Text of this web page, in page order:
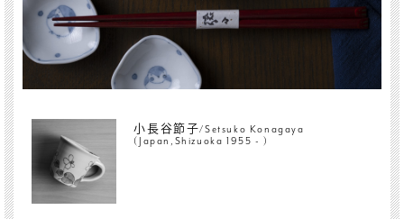
小長谷節子/Setsuko Konagaya
(Japan,Shizuoka 1955 - )